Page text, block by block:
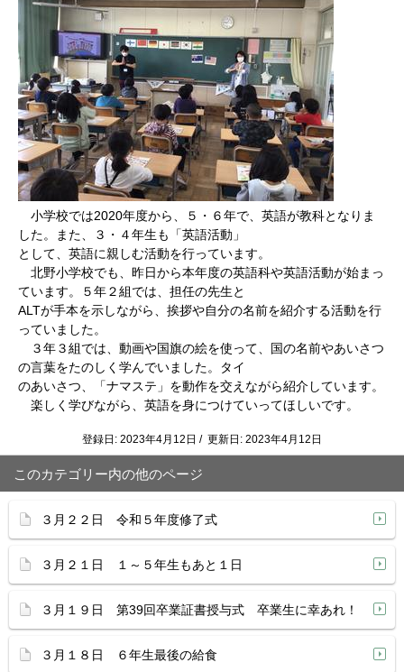
小学校では2020年度から、５・６年で、英語が教科となりま
した。また、３・４年生も「英語活動」
として、英語に親しむ活動を行っています。
北野小学校でも、昨日から本年度の英語科や英語活動が始まっ
ています。５年２組では、担任の先生と
ALTが手本を示しながら、挨拶や自分の名前を紹介する活動を行
っていました。
３年３組では、動画や国旗の絵を使って、国の名前やあいさつ
の言葉をたのしく学んでいました。タイ
のあいさつ、「ナマステ」を動作を交えながら紹介しています。
楽しく学びながら、英語を身につけていってほしいです。
登録日: 2023年4月12日 / 更新日: 2023年4月12日
このカテゴリー内の他のページ
３月２２日 令和５年度修了式
３月２１日 １～５年生もあと１日
３月１９日 第39回卒業証書授与式 卒業生に幸あれ！
３月１８日 ６年生最後の給食